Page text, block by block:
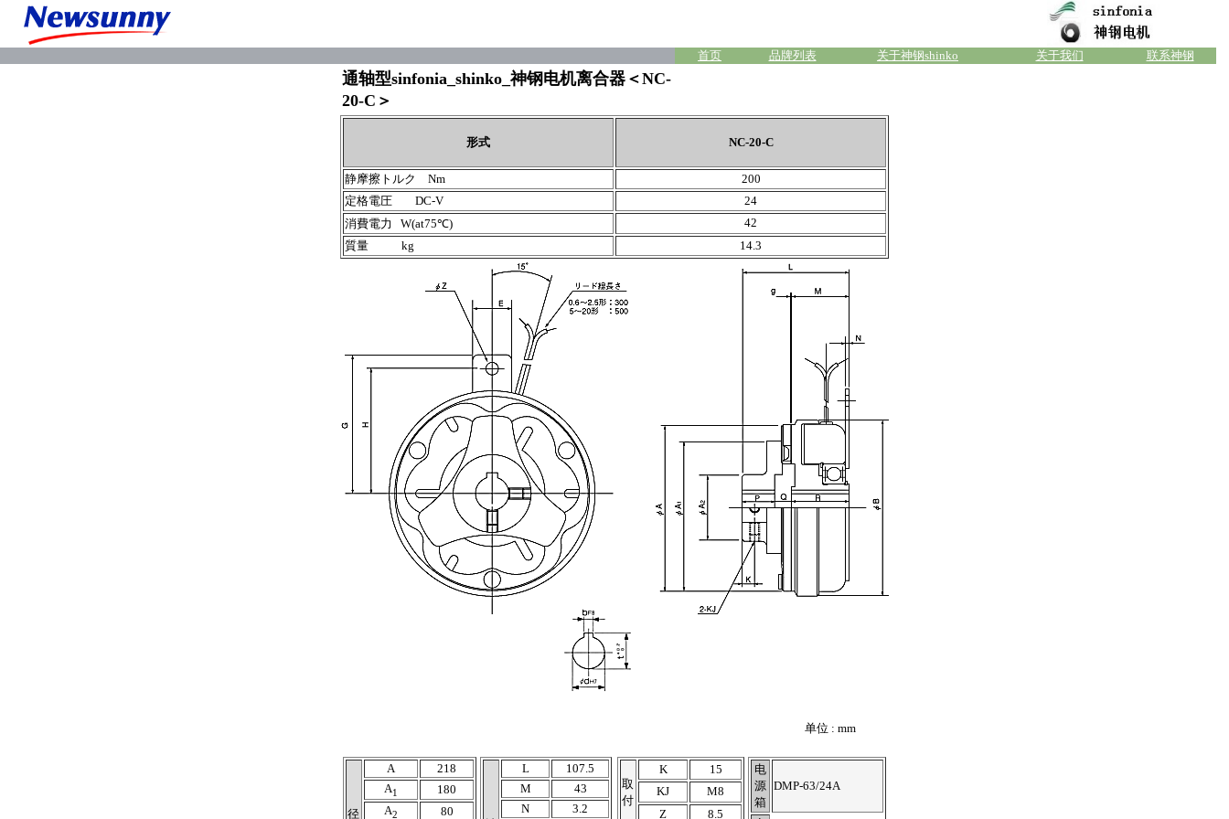
首页 品牌列表 关于神钢shinko 关于我们 联系神钢
通轴型sinfonia_shinko_神钢电机离合器＜NC-
20-C＞
形式 NC-20-C
静摩擦トルク Nm
200
定格電圧 DC-V
24
消費電力 W(at75℃)
42
質量 kg
14.3
单位 : mm
径
A
218
A1
180
A2
80
L
107.5
M
43
N
3.2
取
付
K
15
KJ
M8
Z
8.5
电
源
箱
DMP-63/24A